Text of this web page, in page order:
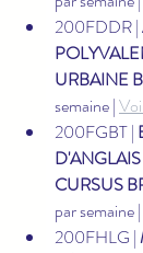
200FDDR |
URBAINE
semaine |
200FGBT |
CURSUS
par semaine |
200FHLG |